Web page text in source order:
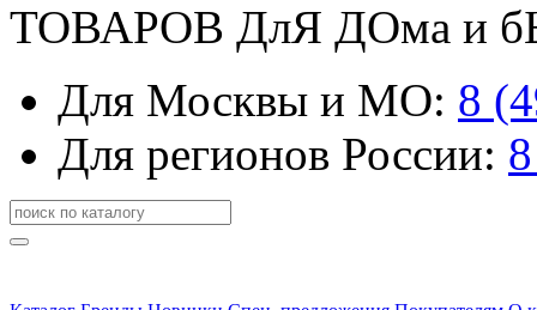
ТОВАРОВ ДлЯ ДОма и
Для Москвы и МО: 8
Для регионов России: